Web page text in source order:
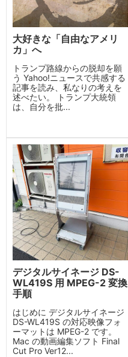
大好きな「自由なアメリ
カ」へ
トランプ路線からの脱却を願
う Yahoo!ニュースで共感する
記事を読み、私なりの考えを
述べたい。 トランプ大統領
は、自分を批...
デジタルサイネージ DS-
WL419S 用 MPEG-2 変換
手順
はじめに デジタルサイネージ
DS-WL419S の対応映像フォ
ーマットは MPEG-2 です。
Mac の動画編集ソフト Final
Cut Pro Ver12...